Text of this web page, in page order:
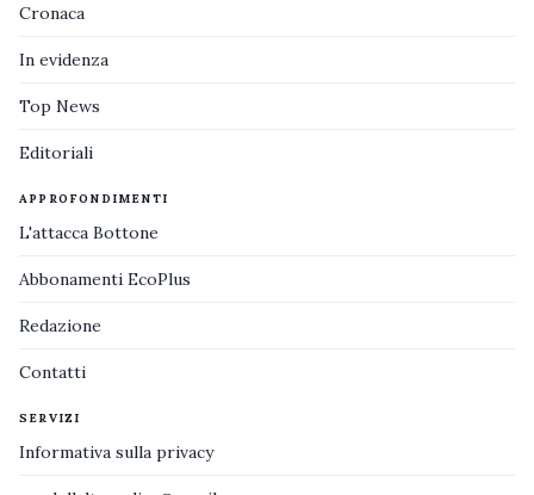
Cronaca
In evidenza
Top News
Editoriali
APPROFONDIMENTI
L'attacca Bottone
Abbonamenti EcoPlus
Redazione
Contatti
SERVIZI
Informativa sulla privacy